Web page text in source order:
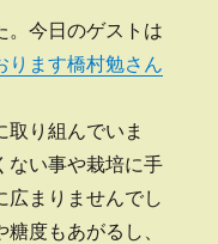
。今日のゲストは
ります橋村勉さん
り組んでいま
ない事や栽培に手
広まりませんでし
度もあがるし、